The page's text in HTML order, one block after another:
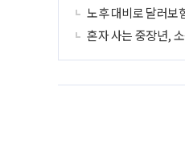
노후 대비로 달러보
혼자 사는 중장년,